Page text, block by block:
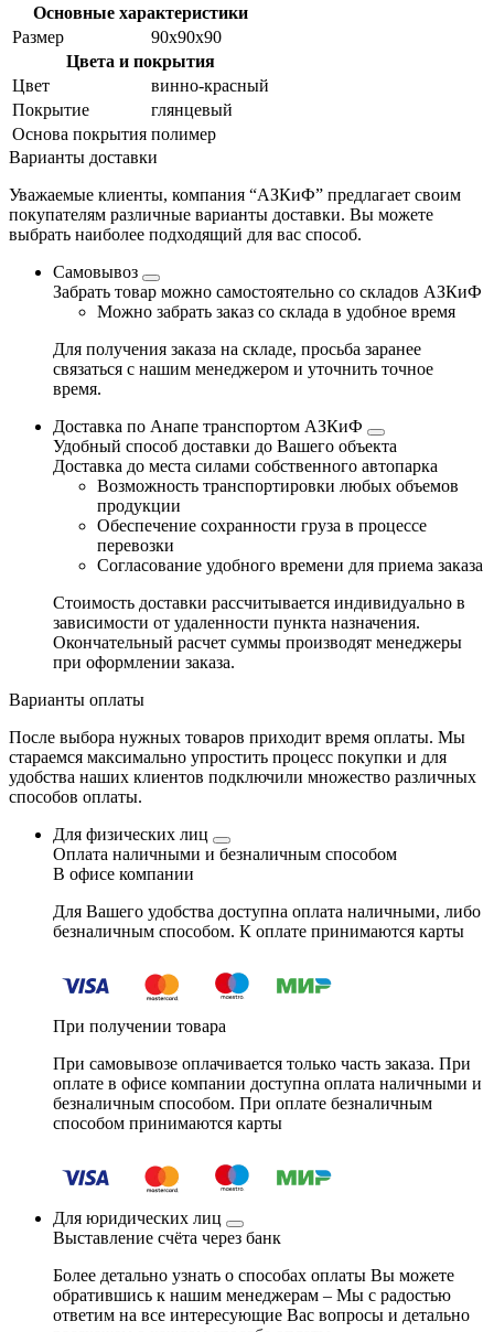
Основные характеристики
Размер
90х90х90
Цвета и покрытия
Цвет
винно-красный
Покрытие
глянцевый
Основа покрытия полимер
Варианты доставки
Уважаемые клиенты, компания “АЗКиФ” предлагает своим
покупателям различные варианты доставки. Вы можете
выбрать наиболее подходящий для вас способ.
Самовывоз
Забрать товар можно самостоятельно со складов АЗКиФ
Можно забрать заказ со склада в удобное время
Для получения заказа на складе, просьба заранее
связаться с нашим менеджером и уточнить точное
время.
Доставка по Анапе транспортом АЗКиФ
Удобный способ доставки до Вашего объекта
Доставка до места силами собственного автопарка
Возможность транспортировки любых объемов
продукции
Обеспечение сохранности груза в процессе
перевозки
Согласование удобного времени для приема заказа
Стоимость доставки рассчитывается индивидуально в
зависимости от удаленности пункта назначения.
Окончательный расчет суммы производят менеджеры
при оформлении заказа.
Варианты оплаты
После выбора нужных товаров приходит время оплаты. Мы
стараемся максимально упростить процесс покупки и для
удобства наших клиентов подключили множество различных
способов оплаты.
Для физических лиц
Оплата наличными и безналичным способом
В офисе компании
Для Вашего удобства доступна оплата наличными, либо
безналичным способом. К оплате принимаются карты
При получении товара
При самовывозе оплачивается только часть заказа. При
оплате в офисе компании доступна оплата наличными и
безналичным способом. При оплате безналичным
способом принимаются карты
Для юридических лиц
Выставление счёта через банк
Более детально узнать о способах оплаты Вы можете
обратившись к нашим менеджерам – Мы с радостью
ответим на все интересующие Вас вопросы и детально